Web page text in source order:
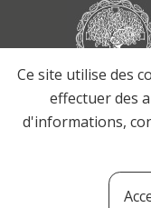
Ce site utilise des
effectuer des
d'informations,